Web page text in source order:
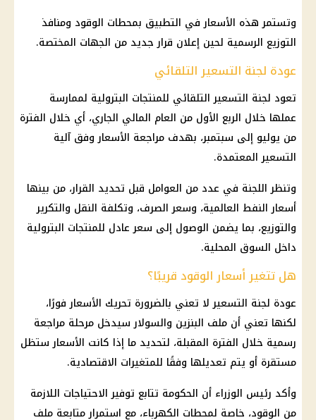
وتستمر هذه الأسعار في التطبيق بمحطات الوقود ومنافذ
التوزيع الرسمية لحين إعلان قرار جديد من الجهات المختصة.
عودة لجنة التسعير التلقائي
تعود لجنة التسعير التلقائي للمنتجات البترولية لممارسة
عملها خلال الربع الأول من العام المالي الجاري، أي خلال الفترة
من يوليو إلى سبتمبر، بهدف مراجعة الأسعار وفق آلية
التسعير المعتمدة.
وتنظر اللجنة في عدد من العوامل قبل تحديد القرار، من بينها
أسعار النفط العالمية، وسعر الصرف، وتكلفة النقل والتكرير
والتوزيع، بما يضمن الوصول إلى سعر عادل للمنتجات البترولية
داخل السوق المحلية.
هل تتغير أسعار الوقود قريبًا؟
عودة لجنة التسعير لا تعني بالضرورة تحريك الأسعار فورًا،
لكنها تعني أن ملف البنزين والسولار سيدخل مرحلة مراجعة
رسمية خلال الفترة المقبلة، لتحديد ما إذا كانت الأسعار ستظل
مستقرة أو يتم تعديلها وفقًا للمتغيرات الاقتصادية.
وأكد رئيس الوزراء أن الحكومة تتابع توفير الاحتياجات اللازمة
من الوقود، خاصة لمحطات الكهرباء، مع استمرار متابعة ملف